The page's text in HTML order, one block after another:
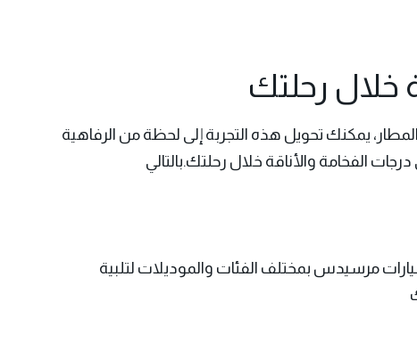
خلال رحلتك
يمكنك تحويل هذه التجربة إلى لحظة من الرفاهية
الفخامة والأناقة خلال رحلتك.بالتالي
مرسيدس بمختلف الفئات والموديلات لتلبية